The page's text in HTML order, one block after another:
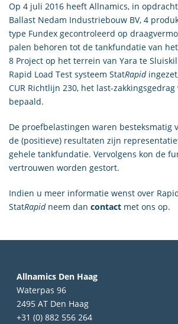
Op 4 juli 2016 heeft Allnamics, in
Ballast Nedam Industriebouw BV, 4
type Fundex gecontroleerd op
palen behoren tot de tankfundatie van
8 Project op het terrein van Yara te
Rapid Load Test systeem StatRapid
CUR Richtlijn 230, het last-
bepaald.
De proefbelastingen waren besteksmatig
de (positieve) resultaten zijn
gehele tankfundatie. Vervolgens kon de
vertrouwen worden gestort.
Indien u meer informatie wenst over
StatRapid neem dan contact met ons op.
Allnamics Den Haag
Waterpas 96
2495 AT Den Haag
+31 (0) 882 556 264